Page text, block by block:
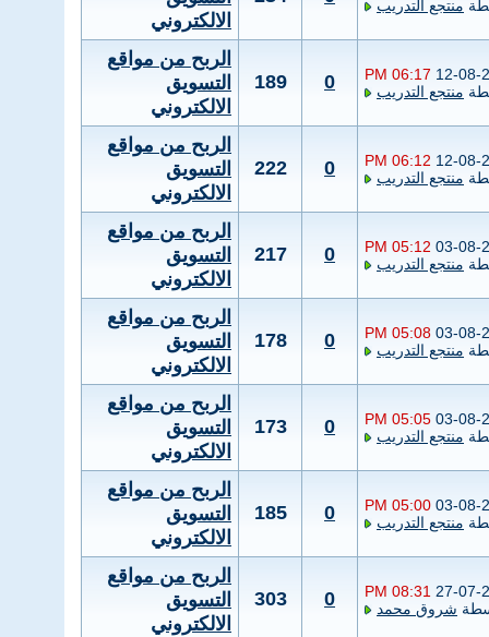
منتجع التدريب
الالكتروني
12-08-
06:17 PM
منتجع التدريب 0
189
الربح من مواقع
التسويق
الالكتروني
12-08-
06:12 PM
منتجع التدريب 0
222
الربح من مواقع
التسويق
الالكتروني
03-08-
05:12 PM
منتجع التدريب 0
217
الربح من مواقع
التسويق
الالكتروني
03-08-
05:08 PM
منتجع التدريب 0
178
الربح من مواقع
التسويق
الالكتروني
03-08-
05:05 PM
منتجع التدريب 0
173
الربح من مواقع
التسويق
الالكتروني
03-08-
05:00 PM
منتجع التدريب 0
185
الربح من مواقع
التسويق
الالكتروني
27-07-
08:31 PM
شروق محمد 0
303
الربح من مواقع
التسويق
الالكتروني